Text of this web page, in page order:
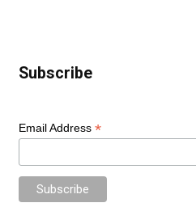
Subscribe
Email Address *